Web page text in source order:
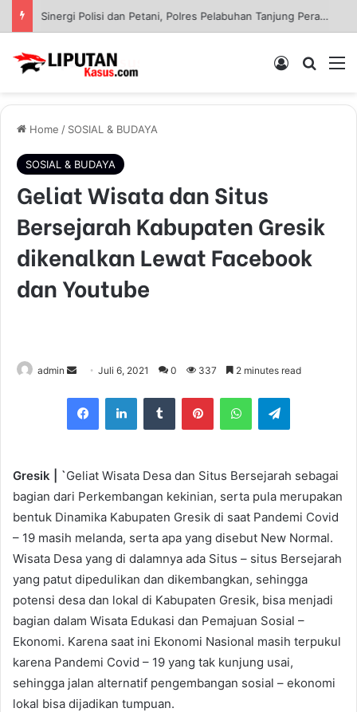
Sinergi Polisi dan Petani, Polres Pelabuhan Tanjung Perak Panen Jagung Pulut Ketan Ungu
Log In
Home / SOSIAL & BUDAYA
SOSIAL & BUDAYA
Geliat Wisata dan Situs
Bersejarah Kabupaten Gresik
dikenalkan Lewat Facebook
dan Youtube
admin
n
d
m
a
i
l
Juli 6, 2021 0 337 2 minutes read
Gresik | `Geliat Wisata Desa dan Situs Bersejarah sebagai
bagian dari Perkembangan kekinian, serta pula merupakan
bentuk Dinamika Kabupaten Gresik di saat Pandemi Covid
– 19 masih melanda, serta apa yang disebut New Normal.
Wisata Desa yang di dalamnya ada Situs – situs Bersejarah
yang patut dipedulikan dan dikembangkan, sehingga
potensi desa dan lokal di Kabupaten Gresik, bisa menjadi
bagian dalam Wisata Edukasi dan Pemajuan Sosial –
Ekonomi. Karena saat ini Ekonomi Nasional masih terpukul
karena Pandemi Covid – 19 yang tak kunjung usai,
sehingga jalan alternatif pengembangan sosial – ekonomi
lokal bisa dijadikan tumpuan.